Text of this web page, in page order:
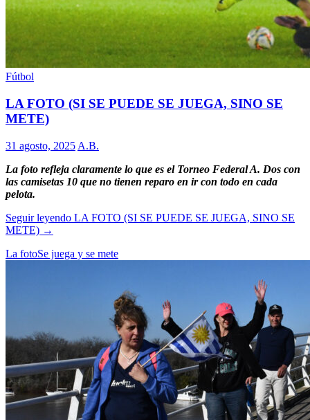
Fútbol
LA FOTO (SI SE PUEDE SE JUEGA, SINO SE
METE)
31 agosto, 2025 A.B.
La foto refleja claramente lo que es el Torneo Federal A. Dos con
las camisetas 10 que no tienen reparo en ir con todo en cada
pelota.
Seguir leyendo LA FOTO (SI SE PUEDE SE JUEGA, SINO SE
METE) →
La fotoSe juega y se mete